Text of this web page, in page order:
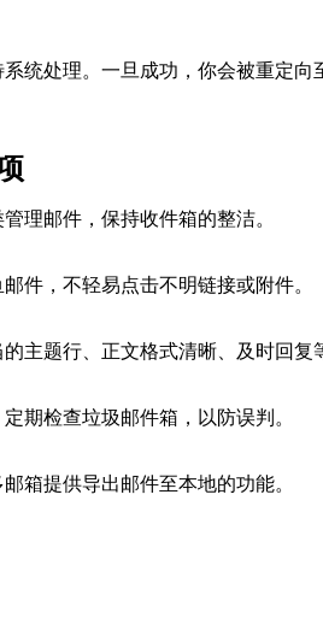
统处理。一旦成功，你会被重定向
理邮件，保持收件箱的整洁。
件，不轻易点击不明链接或附件。
主题行、正文格式清晰、及时回复
期检查垃圾邮件箱，以防误判。
箱提供导出邮件至本地的功能。